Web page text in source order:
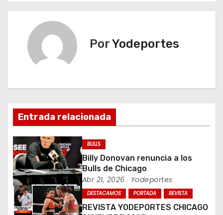
v
c
ó
n
d
e
PorYodeportes
Entrada relacionada
BULLS
Billy Donovan renuncia a los
Bulls de Chicago
Abr 21, 2026 Yodeportes
DESTACAMOS PORTADA REVISTA
REVISTA YODEPORTES CHICAGO